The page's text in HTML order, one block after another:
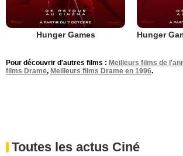
Hunger Games
Pour découvrir d'autres films : Meilleurs films de
films Drame, Meilleurs films Drame en 1996.
Toutes les actus Ciné